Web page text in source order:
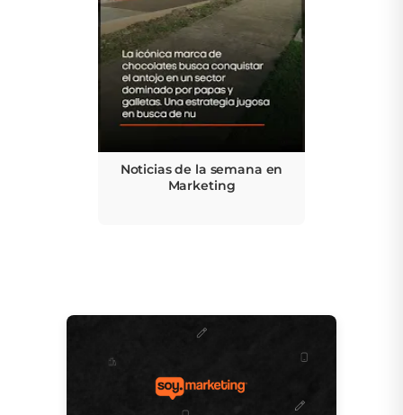
Noticias de la semana en
Marketing